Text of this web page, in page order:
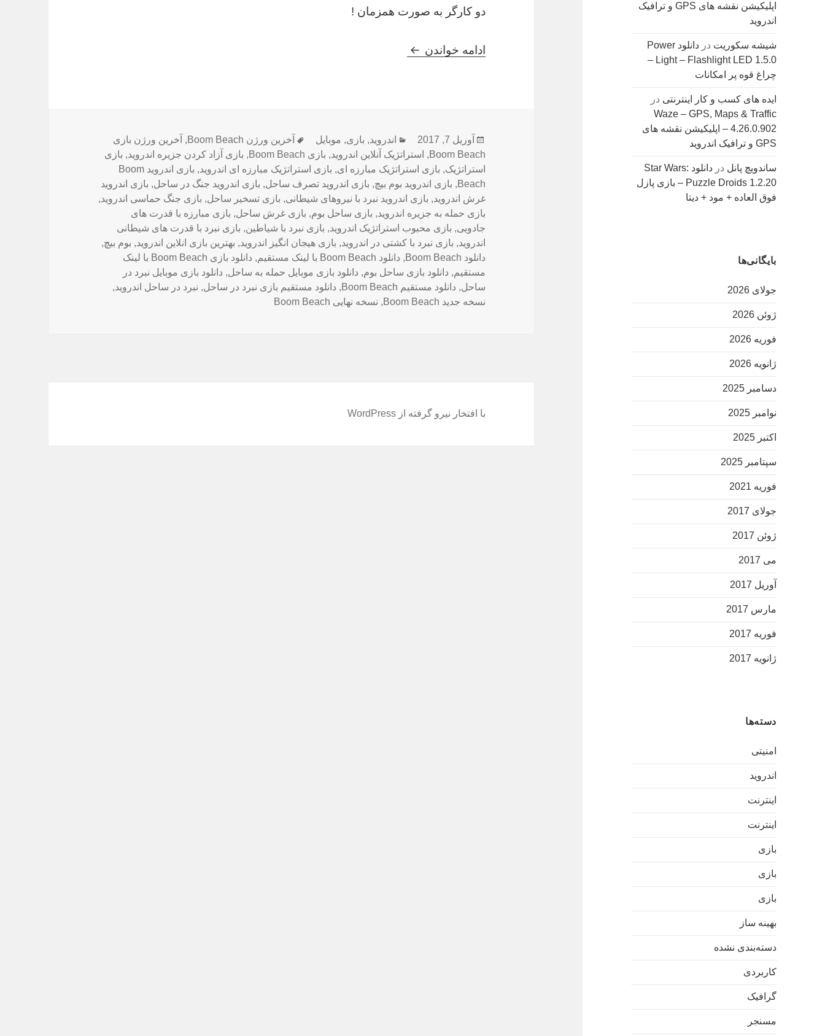
اپلیکیشن نقشه های GPS و ترافیک
اندروید
شیشه سکوریت در
دانلود Power
Light – Flashlight LED 1.5.0 –
چراغ قوه پر امکانات
ایده های کسب و کار اینترنتی در
Waze – GPS, Maps & Traffic
4.26.0.902 – اپلیکیشن نقشه های
GPS و ترافیک اندروید
ساندویچ پانل در
دانلود Star Wars:
Puzzle Droids 1.2.20 – بازی پازل
فوق العاده + مود + دیتا
بایگانی‌ها
جولای 2026
ژوئن 2026
فوریه 2026
ژانویه 2026
دسامبر 2025
نوامبر 2025
اکتبر 2025
سپتامبر 2025
فوریه 2021
جولای 2017
ژوئن 2017
می 2017
آوریل 2017
مارس 2017
فوریه 2017
ژانویه 2017
دسته‌ها
امنیتی
اندروید
اینترنت
اینترنت
بازی
بازی
بازی
بهینه ساز
دسته‌بندی نشده
کاربردی
گرافیک
مسنجر
دو کارگر به صورت همزمان !
ادامه خواندن دانلود Boom Beach 30.125 – جدیدترین نسخه بازی ساحل بوم اندروید
ارسال
شده
در
آوریل 7, 2017 دسته‌ها
اندروید, بازی, موبایل برچسب‌ها
آخرین ورژن Boom Beach , آخرین ورژن بازی
Boom Beach
, استراتژیک آنلاین اندروید, بازی Boom Beach , بازی آزاد کردن جزیره اندروید, بازی
استراتژیک, بازی استراتژیک مبارزه ای, بازی استراتژیک مبارزه ای اندروید,
بازی اندروید Boom
Beach
, بازی اندروید بوم بیچ, بازی اندروید تصرف ساحل, بازی اندروید جنگ در ساحل, بازی اندروید
غرش اندروید, بازی اندروید نبرد با نیروهای شیطانی, بازی تسخیر ساحل, بازی جنگ حماسی اندروید,
بازی حمله به جزیره اندروید, بازی ساحل بوم, بازی غرش ساحل, بازی مبارزه با قدرت های
جادویی, بازی محبوب استراتژیک اندروید, بازی نبرد با شیاطین, بازی نبرد با قدرت های شیطانی
اندروید, بازی نبرد با کشتی در اندروید, بازی هیجان انگیز اندروید, بهترین بازی انلاین اندروید, بوم بیچ,
دانلود Boom Beach
, دانلود Boom Beach با لینک مستقیم ,
دانلود بازی Boom Beach با لینک
مستقیم, دانلود بازی ساحل بوم, دانلود بازی موبایل حمله به ساحل, دانلود بازی موبایل نبرد در
ساحل, دانلود مستقیم Boom Beach , دانلود مستقیم بازی نبرد در ساحل, نبرد در ساحل اندروید,
نسخه جدید Boom Beach
, نسخه نهایی Boom Beach
با افتخار نیرو گرفته از WordPress